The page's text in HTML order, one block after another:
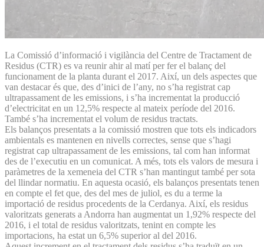
La Comissió d’informació i vigilància del Centre de Tractament de
Residus (CTR) es va reunir ahir al matí per fer el balanç del
funcionament de la planta durant el 2017. Així, un dels aspectes que
van destacar és que, des d’inici de l’any, no s’ha registrat cap
ultrapassament de les emissions, i s’ha incrementat la producció
d’electricitat en un 12,5% respecte al mateix període del 2016.
També s’ha incrementat el volum de residus tractats.
Els balanços presentats a la comissió mostren que tots els indicadors
ambientals es mantenen en nivells correctes, sense que s’hagi
registrat cap ultrapassament de les emissions, tal com han informat
des de l’executiu en un comunicat. A més, tots els valors de mesura i
paràmetres de la xemeneia del CTR s’han mantingut també per sota
del llindar normatiu. En aquesta ocasió, els balanços presentats tenen
en compte el fet que, des del mes de juliol, es du a terme la
importació de residus procedents de la Cerdanya. Així, els residus
valoritzats generats a Andorra han augmentat un 1,92% respecte del
2016, i el total de residus valoritzats, tenint en compte les
importacions, ha estat un 6,5% superior al del 2016.